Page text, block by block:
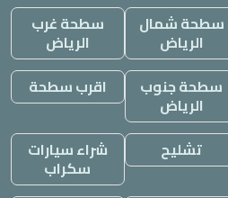
سطحة شمال
الرياض
سطحة غرب
الرياض
سطحة جنوب
الرياض
اقرب سطحة
تشليح شراء سيارات
سكراب